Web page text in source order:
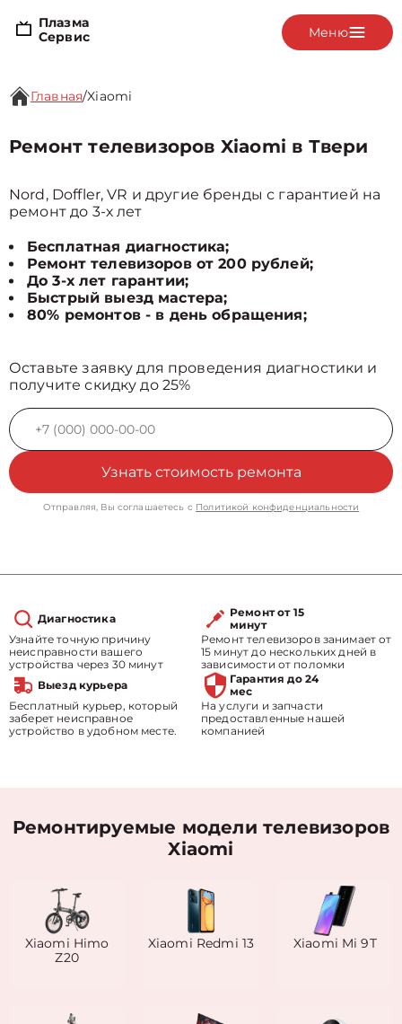
Плазма
Сервис
Меню
Главная/Xiaomi
Ремонт телевизоров Xiaomi в Твери
Nord, Doffler, VR и другие бренды с гарантией на
ремонт до 3-х лет
Бесплатная диагностика;
Ремонт телевизоров от 200 рублей;
До 3-х лет гарантии;
Быстрый выезд мастера;
80% ремонтов - в день обращения;
Оставьте заявку для проведения диагностики и
получите скидку до 25%
Узнать стоимость ремонта
Отправляя, Вы соглашаетесь с Политикой конфиденциальности
Диагностика
Узнайте точную причину
неисправности вашего
устройства через 30 минут
Ремонт от 15
минут
Ремонт телевизоров занимает от
15 минут до нескольких дней в
зависимости от поломки
Выезд курьера
Бесплатный курьер, который
заберет неисправное
устройство в удобном месте.
Гарантия до 24
мес
На услуги и запчасти
предоставленные нашей
компанией
Ремонтируемые модели телевизоров
Xiaomi
Xiaomi Himo
Z20
Xiaomi Redmi 13 Xiaomi Mi 9T